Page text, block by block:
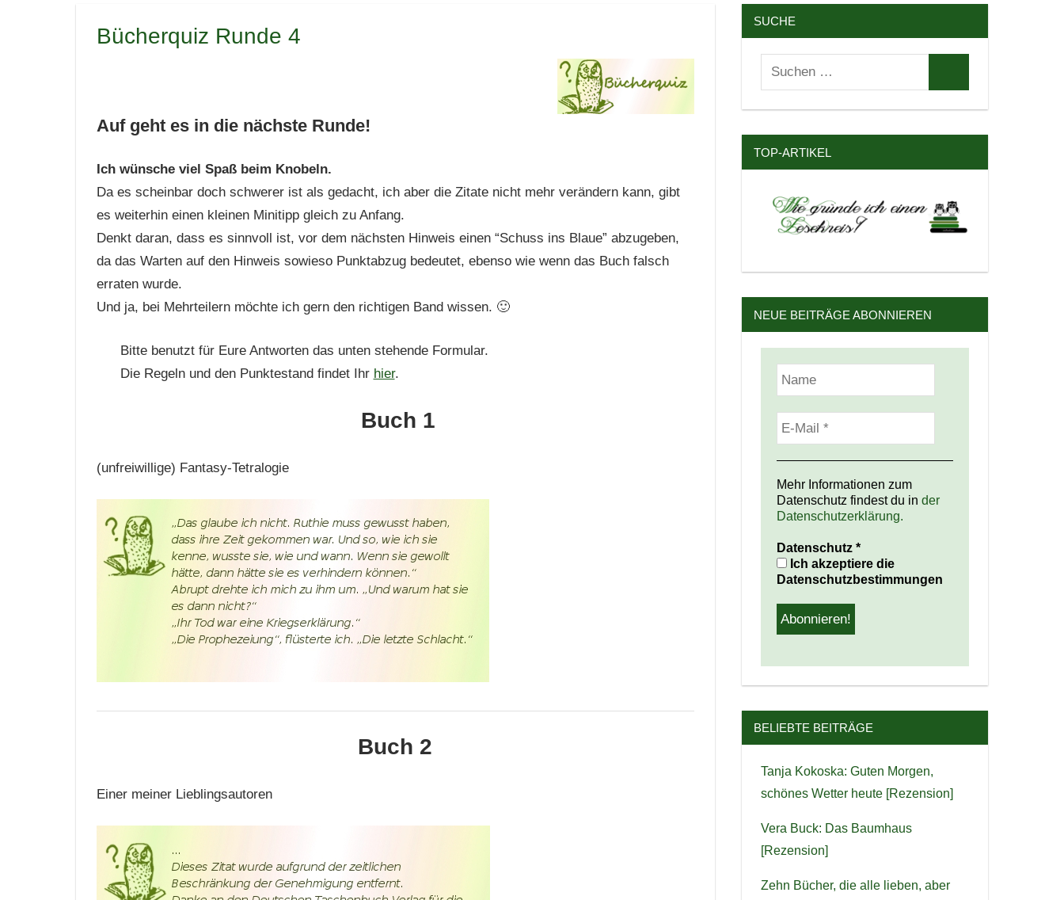
Bücherquiz Runde 4
Auf geht es in die nächste Runde!
Ich wünsche viel Spaß beim Knobeln.
Da es scheinbar doch schwerer ist als gedacht, ich aber die Zitate nicht mehr verändern kann, gibt
es weiterhin einen kleinen Minitipp gleich zu Anfang.
Denkt daran, dass es sinnvoll ist, vor dem nächsten Hinweis einen “Schuss ins Blaue” abzugeben,
da das Warten auf den Hinweis sowieso Punktabzug bedeutet, ebenso wie wenn das Buch falsch
erraten wurde.
Und ja, bei Mehrteilern möchte ich gern den richtigen Band wissen. 🙂
Bitte benutzt für Eure Antworten das unten stehende Formular.
Die Regeln und den Punktestand findet Ihr hier.
Buch 1
(unfreiwillige) Fantasy-Tetralogie
Buch 2
Einer meiner Lieblingsautoren
SUCHE
Suchen
nach:
TOP-ARTIKEL
NEUE BEITRÄGE ABONNIEREN
Mehr Informationen zum
Datenschutz findest du in der
Datenschutzerklärung.
Datenschutz *
Ich akzeptiere die
Datenschutzbestimmungen
BELIEBTE BEITRÄGE
Tanja Kokoska: Guten Morgen,
schönes Wetter heute [Rezension]
Vera Buck: Das Baumhaus
[Rezension]
Zehn Bücher, die alle lieben, aber